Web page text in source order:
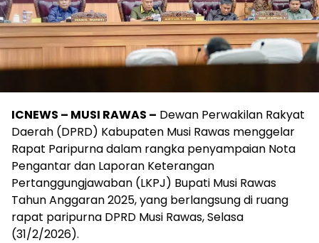
ICNEWS – MUSI RAWAS – Dewan Perwakilan Rakyat
Daerah (DPRD) Kabupaten Musi Rawas menggelar
Rapat Paripurna dalam rangka penyampaian Nota
Pengantar dan Laporan Keterangan
Pertanggungjawaban (LKPJ) Bupati Musi Rawas
Tahun Anggaran 2025, yang berlangsung di ruang
rapat paripurna DPRD Musi Rawas, Selasa
(31/2/2026).